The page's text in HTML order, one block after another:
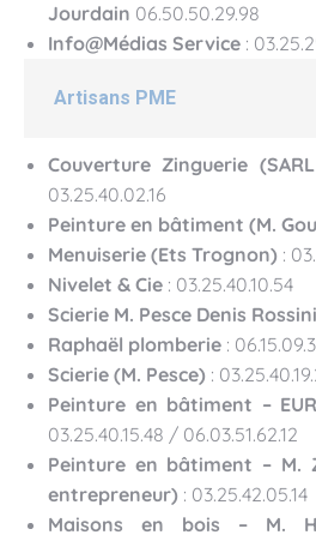
Jourdain 06.50.50.29.98
Info@Médias Service :
Artisans PME
Couverture Zinguerie
03.25.40.02.16
Peinture en bâtiment (M.
Menuiserie (Ets Trognon) :
Nivelet & Cie : 03.25.40.10.54
Scierie M. Pesce Denis
Raphaël plomberie :
Scierie (M. Pesce) :
Peinture en bâtiment –
03.25.40.15.48 / 06.03.51.62.12
Peinture en bâtiment – M.
entrepreneur) : 03.25.42.05.14
Maisons en bois – M.